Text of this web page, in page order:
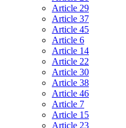
Article 29
Article 37
Article 45
Article 6
Article 14
Article 22
Article 30
Article 38
Article 46
Article 7
Article 15
Article 23